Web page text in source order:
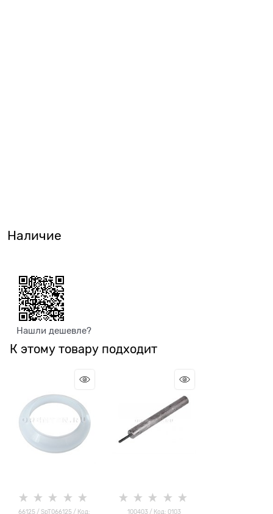
Наличие
Нашли дешевле?
К этому товару подходит
66125 / SpT066125 / Код:
100403 / Код: 0103